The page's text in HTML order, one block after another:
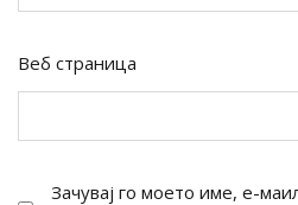
Веб страница
Зачувај го моето име, е-